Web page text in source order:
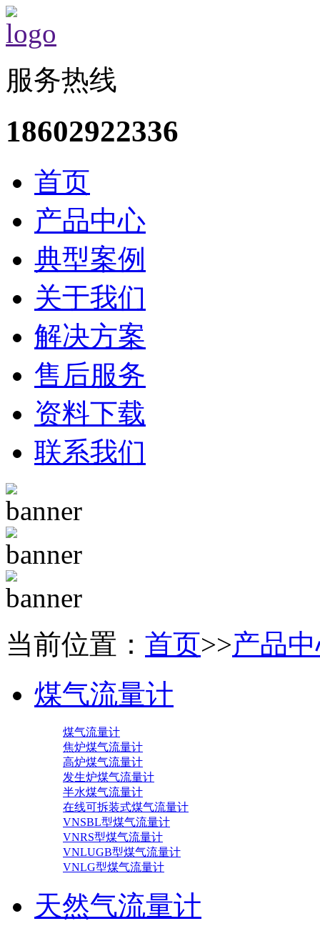
服务热线
18602922336
首页
产品中心
典型案例
关于我们
解决方案
售后服务
资料下载
联系我们
当前位置： 首页>>产品
煤气流量计
煤气流量计
焦炉煤气流量计
高炉煤气流量计
发生炉煤气流量计
半水煤气流量计
在线可拆装式煤气流量计
VNSBL型煤气流量计
VNRS型煤气流量计
VNLUGB型煤气流量计
VNLG型煤气流量计
天然气流量计